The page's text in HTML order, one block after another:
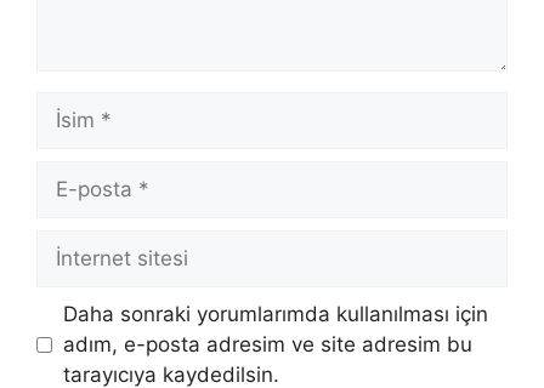
İsim
posta
İnternet
Daha sonraki yorumlarımda kullanılması için
adım, e-posta adresim ve site adresim bu
tarayıcıya kaydedilsin.